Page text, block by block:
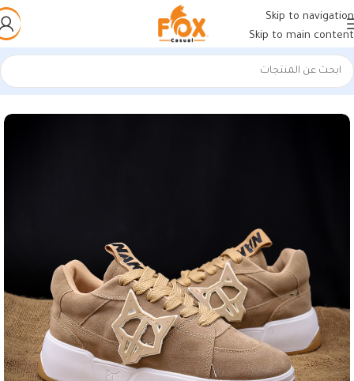
Skip to navigation
Skip to main content
الرئيسية/أحذية رجالي/كوتشي رجالي